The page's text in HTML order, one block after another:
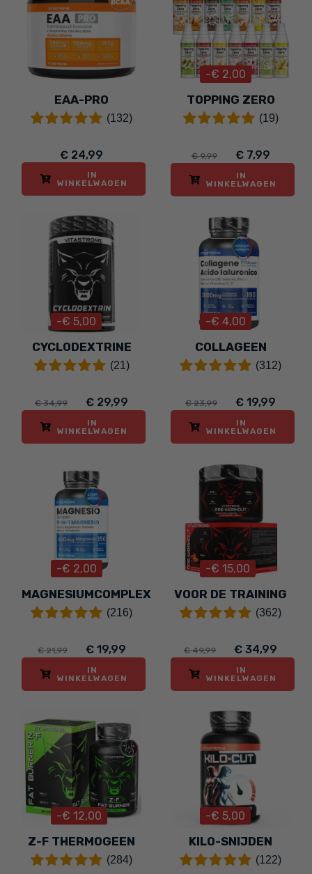
EAA-PRO
(132)
€ 24,99
IN
WINKELWAGEN
TOPPING ZERO
(19)
€ 9,99 € 7,99
-€ 2,00
IN
WINKELWAGEN
CYCLODEXTRINE
(21)
€ 34,99 € 29,99
-€ 5,00
IN
WINKELWAGEN
COLLAGEEN
(312)
€ 23,99 € 19,99
-€ 4,00
IN
WINKELWAGEN
MAGNESIUMCOMPLEX
(216)
€ 21,99 € 19,99
-€ 2,00
IN
WINKELWAGEN
VOOR DE TRAINING
(362)
€ 49,99 € 34,99
-€ 15,00
IN
WINKELWAGEN
Z-F THERMOGEEN
(284)
-€ 12,00
KILO-SNIJDEN
(122)
-€ 5,00